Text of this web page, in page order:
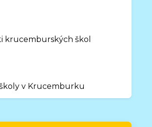
krucemburských škol
v Krucemburku